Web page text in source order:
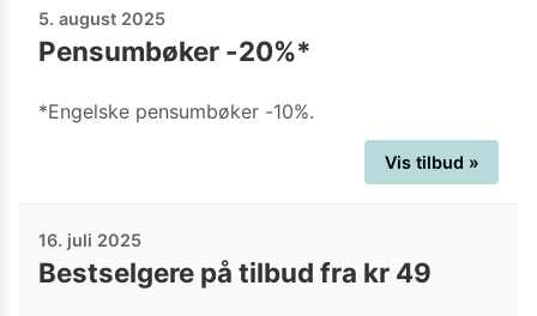
5. august 2025
Pensumbøker -20%*
*Engelske pensumbøker -10%.
Vis tilbud »
16. juli 2025
Bestselgere på tilbud fra kr 49